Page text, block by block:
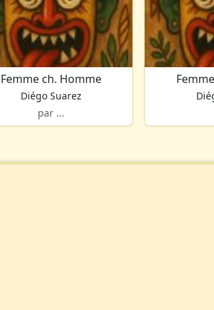
Femme ch. Homme
Diégo Suarez
par ...